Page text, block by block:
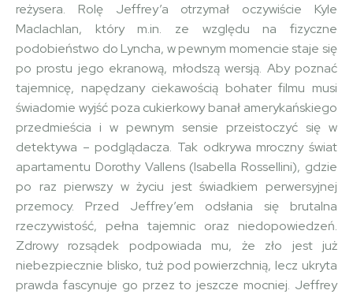
reżysera. Rolę Jeffrey’a otrzymał oczywiście Kyle
Maclachlan, który m.in. ze względu na fizyczne
podobieństwo do Lyncha, w pewnym momencie staje się
po prostu jego ekranową, młodszą wersją. Aby poznać
tajemnicę, napędzany ciekawością bohater filmu musi
świadomie wyjść poza cukierkowy banał amerykańskiego
przedmieścia i w pewnym sensie przeistoczyć się w
detektywa – podglądacza. Tak odkrywa mroczny świat
apartamentu Dorothy Vallens (Isabella Rossellini), gdzie
po raz pierwszy w życiu jest świadkiem perwersyjnej
przemocy. Przed Jeffrey’em odsłania się brutalna
rzeczywistość, pełna tajemnic oraz niedopowiedzeń.
Zdrowy rozsądek podpowiada mu, że zło jest już
niebezpiecznie blisko, tuż pod powierzchnią, lecz ukryta
prawda fascynuje go przez to jeszcze mocniej. Jeffrey